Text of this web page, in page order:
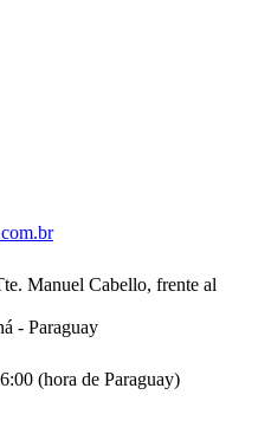
Manuel Cabello, frente al
- Paraguay
(hora de Paraguay)